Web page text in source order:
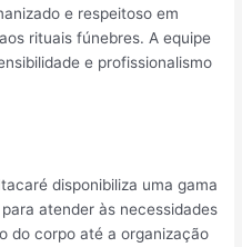
e respeitoso em
rituais fúnebres. A equipe
e profissionalismo
disponibiliza uma gama
atender às necessidades
do corpo até a organização